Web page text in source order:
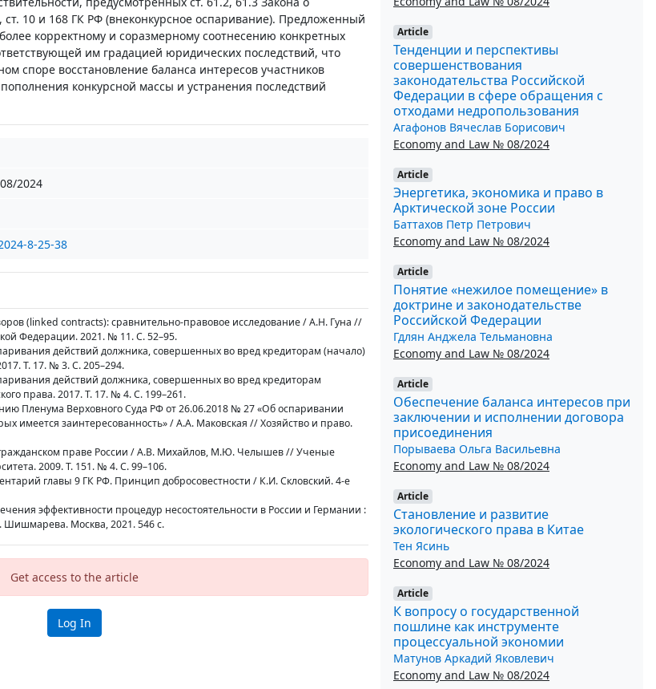
ст. 10 и 168 ГК РФ (внеконкурсное оспаривание). Предложенный
корректному и соразмерному соотнесению конкретных
им градацией юридических последствий, что
споре восстановление баланса интересов участников
конкурсной массы и устранения последствий
2024
8-25-38
(linked contracts): сравнительно-правовое исследование / А.Н. Гуна //
Федерации. 2021. № 11. С. 52–95.
действий должника, совершенных во вред кредиторам (начало)
Т. 17. № 3. С. 205–294.
действий должника, совершенных во вред кредиторам
права. 2017. Т. 17. № 4. С. 199–261.
Пленума Верховного Суда РФ от 26.06.2018 № 27 «Об оспаривании
имеется заинтересованность» / А.А. Маковская // Хозяйство и право.
праве России / А.В. Михайлов, М.Ю. Челышев // Ученые
2009. Т. 151. № 4. С. 99–106.
главы 9 ГК РФ. Принцип добросовестности / К.И. Скловский. 4-е
эффективности процедур несостоятельности в России и Германии :
Шишмарева. Москва, 2021. 546 с.
Get access to the article
Log In
Article
Тенденции и перспективы
совершенствования
законодательства Российской
Федерации в сфере обращения с
отходами недропользования
Агафонов Вячеслав Борисович
Economy and Law № 08/2024
Article
Энергетика, экономика и право в
Арктической зоне России
Баттахов Петр Петрович
Economy and Law № 08/2024
Article
Понятие «нежилое помещение» в
доктрине и законодательстве
Российской Федерации
Гдлян Анджела Тельмановна
Economy and Law № 08/2024
Article
Обеспечение баланса интересов при
заключении и исполнении договора
присоединения
Порываева Ольга Васильевна
Economy and Law № 08/2024
Article
Становление и развитие
экологического права в Китае
Тен Ясинь
Economy and Law № 08/2024
Article
К вопросу о государственной
пошлине как инструменте
процессуальной экономии
Матунов Аркадий Яковлевич
Economy and Law № 08/2024